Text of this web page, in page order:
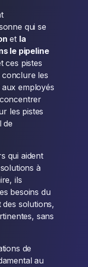
qui se
et la
le pipeline
ces pistes
les
employés
les pistes
de
qui aident
à
ils
besoins du
solutions,
sans
de
au